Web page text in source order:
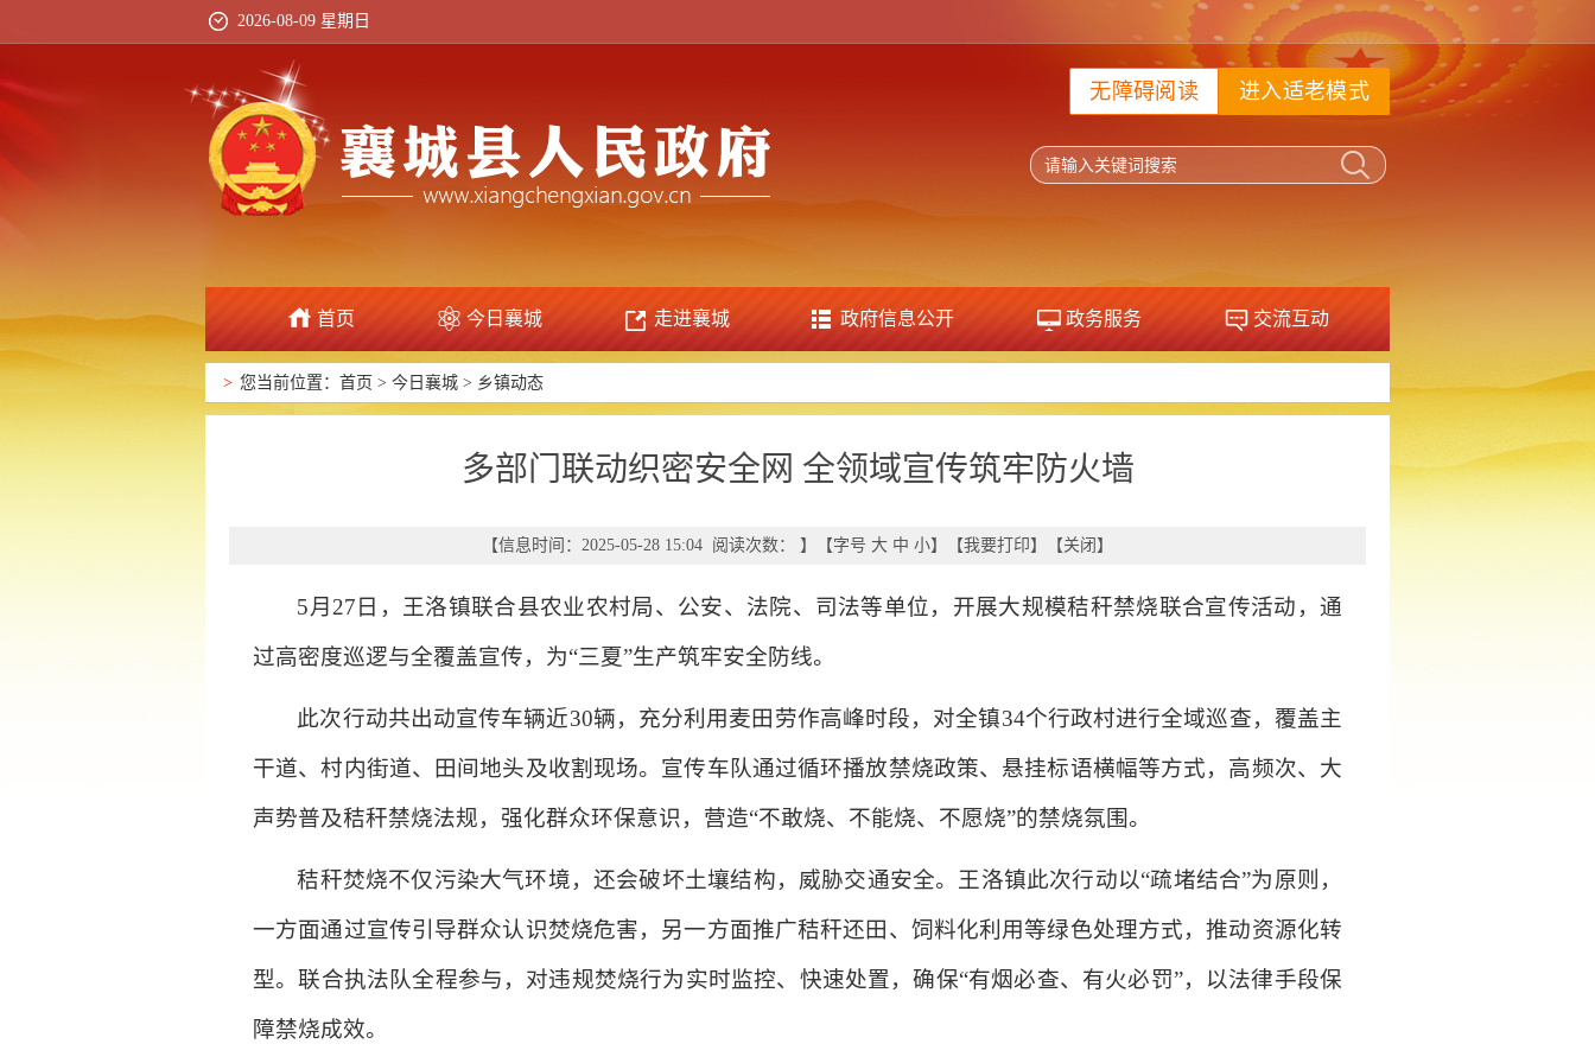
2026-08-09 星期日
进入适老模式
无障碍阅读
首页 今日襄城 走进襄城 政府信息公开 政务服务 交流互动
> 您当前位置： 首页 > 今日襄城 > 乡镇动态
多部门联动织密安全网 全领域宣传筑牢防火墙
【信息时间：2025-05-28 15:04 阅读次数： 】【字号 大 中 小】【我要打印】【关闭 】
5月27日，王洛镇联合县农业农村局、公安、法院、司法等单位，开展大规模秸秆禁烧联合宣传活动，通
过高密度巡逻与全覆盖宣传，为“三夏”生产筑牢安全防线。
此次行动共出动宣传车辆近30辆，充分利用麦田劳作高峰时段，对全镇34个行政村进行全域巡查，覆盖主
干道、村内街道、田间地头及收割现场。宣传车队通过循环播放禁烧政策、悬挂标语横幅等方式，高频次、大
声势普及秸秆禁烧法规，强化群众环保意识，营造“不敢烧、不能烧、不愿烧”的禁烧氛围。
秸秆焚烧不仅污染大气环境，还会破坏土壤结构，威胁交通安全。王洛镇此次行动以“疏堵结合”为原则，
一方面通过宣传引导群众认识焚烧危害，另一方面推广秸秆还田、饲料化利用等绿色处理方式，推动资源化转
型。联合执法队全程参与，对违规焚烧行为实时监控、快速处置，确保“有烟必查、有火必罚”，以法律手段保
障禁烧成效。